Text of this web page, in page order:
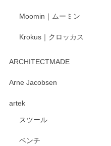
Moomin｜ムーミン
Krokus｜クロッカス
ARCHITECTMADE
Arne Jacobsen
artek
スツール
ベンチ